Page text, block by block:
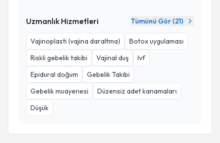
Uzmanlık Hizmetleri Tümünü Gör (21)
Vajinoplasti (vajina daraltma)
Botox uygulaması
Riskli gebelik takibi
Vajinal duş
Ivf
Epidural doğum
Gebelik Takibi
Gebelik muayenesi
Düzensiz adet kanamaları
Düşük